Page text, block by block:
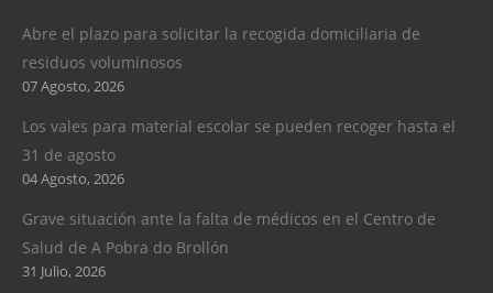
Abre el plazo para solicitar la recogida domiciliaria de
residuos voluminosos
07 Agosto, 2026
Los vales para material escolar se pueden recoger hasta el
31 de agosto
04 Agosto, 2026
Grave situación ante la falta de médicos en el Centro de
Salud de A Pobra do Brollón
31 Julio, 2026